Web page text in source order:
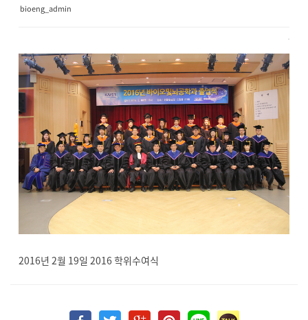
bioeng_admin
2016년 2월 19일 2016 학위수여식